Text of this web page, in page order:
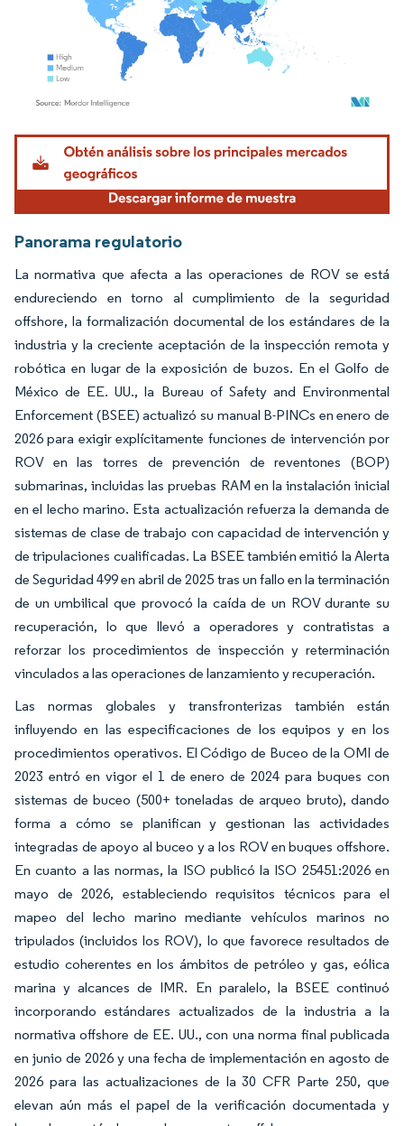
Imagen © Mordor Intelligence. El uso requiere atribución según CC BY 4.0.
Panorama regulatorio
La normativa que afecta a las operaciones de ROV se está
endureciendo en torno al cumplimiento de la seguridad
offshore, la formalización documental de los estándares de la
industria y la creciente aceptación de la inspección remota y
robótica en lugar de la exposición de buzos. En el Golfo de
México de EE. UU., la Bureau of Safety and Environmental
Enforcement (BSEE) actualizó su manual B-PINCs en enero de
2026 para exigir explícitamente funciones de intervención por
ROV en las torres de prevención de reventones (BOP)
submarinas, incluidas las pruebas RAM en la instalación inicial
en el lecho marino. Esta actualización refuerza la demanda de
sistemas de clase de trabajo con capacidad de intervención y
de tripulaciones cualificadas. La BSEE también emitió la Alerta
de Seguridad 499 en abril de 2025 tras un fallo en la terminación
de un umbilical que provocó la caída de un ROV durante su
recuperación, lo que llevó a operadores y contratistas a
reforzar los procedimientos de inspección y reterminación
vinculados a las operaciones de lanzamiento y recuperación.
Las normas globales y transfronterizas también están
influyendo en las especificaciones de los equipos y en los
procedimientos operativos. El Código de Buceo de la OMI de
2023 entró en vigor el 1 de enero de 2024 para buques con
sistemas de buceo (500+ toneladas de arqueo bruto), dando
forma a cómo se planifican y gestionan las actividades
integradas de apoyo al buceo y a los ROV en buques offshore.
En cuanto a las normas, la ISO publicó la ISO 25451:2026 en
mayo de 2026, estableciendo requisitos técnicos para el
mapeo del lecho marino mediante vehículos marinos no
tripulados (incluidos los ROV), lo que favorece resultados de
estudio coherentes en los ámbitos de petróleo y gas, eólica
marina y alcances de IMR. En paralelo, la BSEE continuó
incorporando estándares actualizados de la industria a la
normativa offshore de EE. UU., con una norma final publicada
en junio de 2026 y una fecha de implementación en agosto de
2026 para las actualizaciones de la 30 CFR Parte 250, que
elevan aún más el papel de la verificación documentada y